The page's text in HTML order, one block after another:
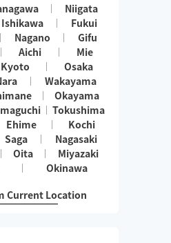
Niigata
Ishikawa
Fukui
Nagano
Gifu
Aichi
Mie
Kyoto
Osaka
Wakayama
Okayama
Tokushima
Ehime
Kochi
Saga
Nagasaki
Oita
Miyazaki
Okinawa
Current Location